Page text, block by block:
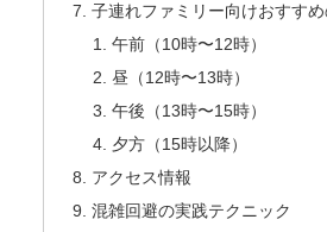
子連れファミリー向けおすす
午前（10時〜12時）
昼（12時〜13時）
午後（13時〜15時）
夕方（15時以降）
アクセス情報
混雑回避の実践テクニック